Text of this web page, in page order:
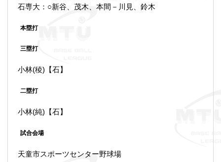
石専大：○新谷、茂木、本間－川見、鈴木
本塁打
三塁打
小林(稜)【石】
二塁打
小林(純)【石】
試合会場
天童市スポーツセンター野球場